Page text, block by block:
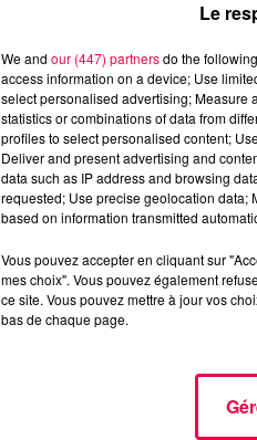
Le
We and our (447) partnersdo the
access information on a device; Use
select personalised advertising; Measure
statistics or combinations of data from
profiles to select personalised content;
Deliver and present advertising and
data such as IP address and browsing
requested; Use precise geolocation data;
based on information transmitted
Vous pouvez accepter en cliquant sur
mes choix". Vous pouvez également
ce site. Vous pouvez mettre à jour vos
bas de chaque page.